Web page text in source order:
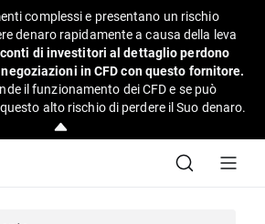
complessi e presentano un rischio
denaro rapidamente a causa della leva
conti di investitori al dettaglio perdono
in CFD con questo fornitore.
il funzionamento dei CFD e se può
alto rischio di perdere il Suo denaro.